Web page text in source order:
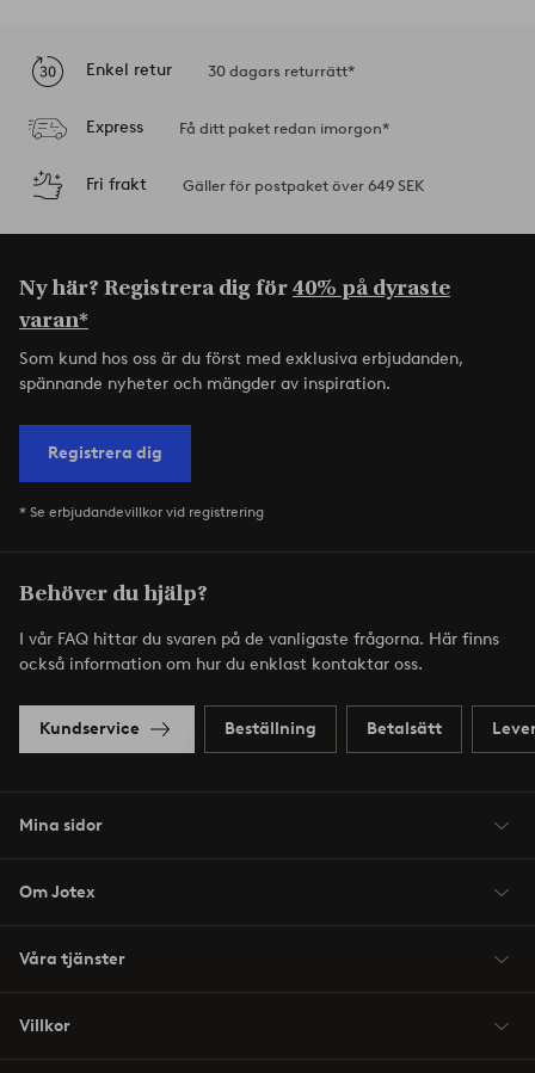
Enkel retur 30 dagars returrätt*
Express Få ditt paket redan imorgon*
Fri frakt Gäller för postpaket över 649 SEK
Ny här? Registrera dig för40% på dyraste
varan*
Som kund hos oss är du först med exklusiva erbjudanden,
spännande nyheter och mängder av inspiration.
Registrera dig
* Se erbjudandevillkor vid registrering
Behöver du hjälp?
I vår FAQ hittar du svaren på de vanligaste frågorna. Här finns
också information om hur du enklast kontaktar oss.
Kundservice Beställning Betalsätt
Mina sidor
Om Jotex
Våra tjänster
Villkor